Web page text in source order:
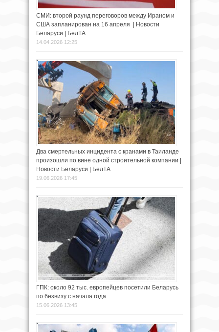
СМИ: второй раунд переговоров между Ираном и
США запланирован на 16 апреля | Новости
Беларуси | БелТА
14.04.2026 12:25
Два смертельных инцидента с кранами в Таиланде
произошли по вине одной строительной компании |
Новости Беларуси | БелТА
19.06.2026 17:45
ГПК: около 92 тыс. европейцев посетили Беларусь
по безвизу с начала года
15.06.2026 13:45